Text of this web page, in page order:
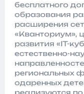
бесплатного
образования
расширения
«Кванториум»,
развития «IT-
естественно-
региональных
одаренных